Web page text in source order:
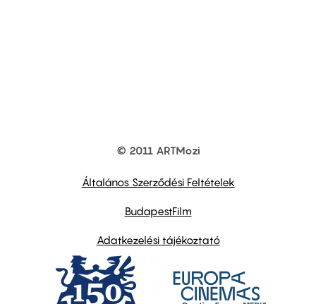
© 2011 ARTMozi
Általános Szerződési Feltételek
BudapestFilm
Adatkezelési tájékoztató